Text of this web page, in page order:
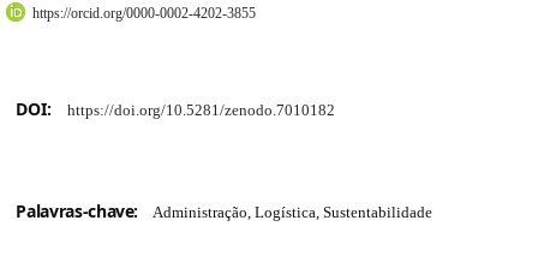
https://orcid.org/0000-0002-4202-3855
DOI: https://doi.org/10.5281/zenodo.7010182
Palavras-chave: Administração, Logística, Sustentabilidade